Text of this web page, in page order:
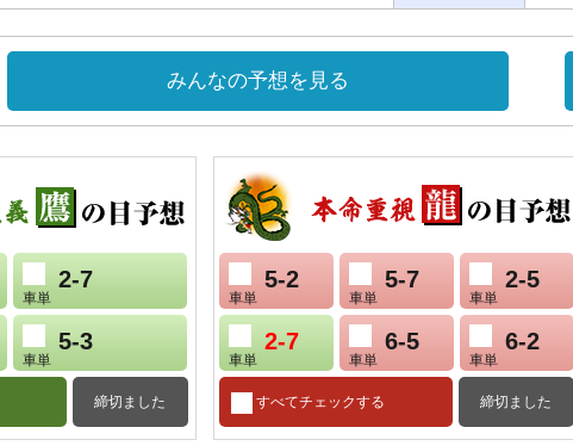
みんなの予想を見る
車単
2-7
車単
5-3
締切ました
車単
5-2
車単
5-7
車単
2-5
車単
2-7
車単
6-5
車単
6-2
すべてチェックする 締切ました